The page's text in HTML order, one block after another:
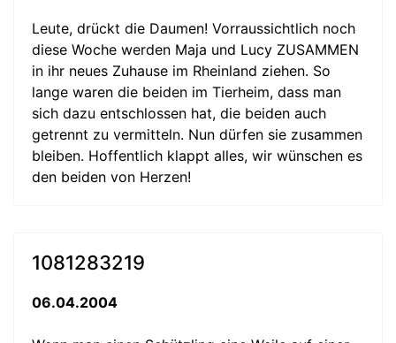
Leute, drückt die Daumen! Vorraussichtlich noch
diese Woche werden Maja und Lucy ZUSAMMEN
in ihr neues Zuhause im Rheinland ziehen. So
lange waren die beiden im Tierheim, dass man
sich dazu entschlossen hat, die beiden auch
getrennt zu vermitteln. Nun dürfen sie zusammen
bleiben. Hoffentlich klappt alles, wir wünschen es
den beiden von Herzen!
1081283219
06.04.2004